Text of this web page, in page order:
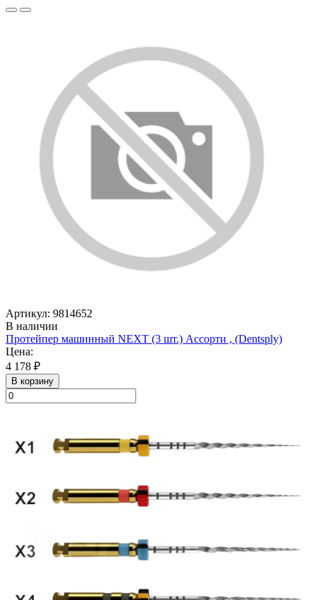
Артикул: 9814652
В наличии
Протейпер машинный NEXT (3 шт.) Ассорти , (Dentsply)
Цена:
4 178 ₽
В корзину